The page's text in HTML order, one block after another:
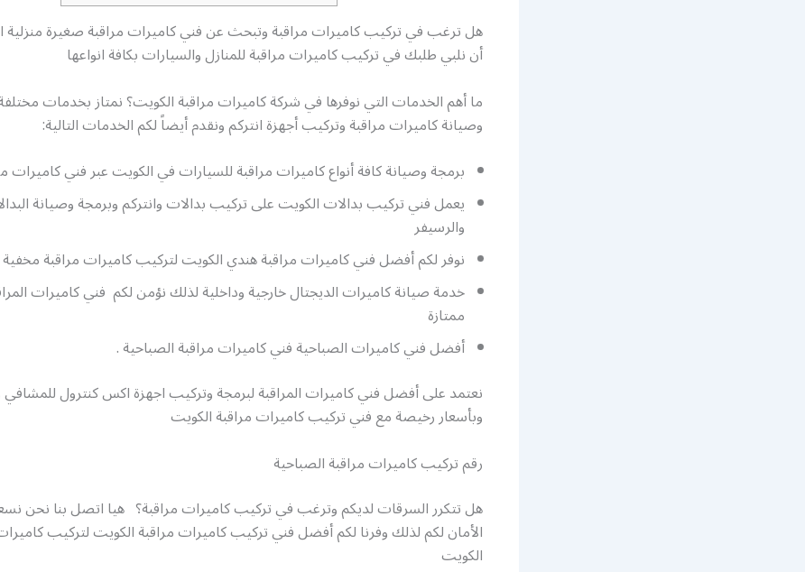
هل ترغب في تركيب كاميرات مراقبة وتبحث عن فني كاميرات مراقبة صغيرة منزلية
أن نلبي طلبك في تركيب كاميرات مراقبة للمنازل والسيارات بكافة انواعها
ما أهم الخدمات التي نوفرها في شركة كاميرات مراقبة الكويت؟ نمتاز بخدمات
وصيانة كاميرات مراقبة وتركيب أجهزة انتركم ونقدم أيضاً لكم الخدمات التالية:
برمجة وصيانة كافة أنواع كاميرات مراقبة للسيارات في الكويت عبر فني كاميرات
يعمل فني تركيب بدالات الكويت على تركيب بدالات وانتركم وبرمجة وصيانة
والرسيفر
نوفر لكم أفضل فني كاميرات مراقبة هندي الكويت لتركيب كاميرات مراقبة
خدمة صيانة كاميرات الديجتال خارجية وداخلية لذلك نؤمن لكم فني كاميرات
ممتازة
أفضل فني كاميرات الصباحية فني كاميرات مراقبة الصباحية .
نعتمد على أفضل فني كاميرات المراقبة لبرمجة وتركيب اجهزة اكس كنترول
وبأسعار رخيصة مع فني تركيب كاميرات مراقبة الكويت
رقم تركيب كاميرات مراقبة الصباحية
هل تتكرر السرقات لديكم وترغب في تركيب كاميرات مراقبة؟ هيا اتصل بنا نحن
الأمان لكم لذلك وفرنا لكم أفضل فني تركيب كاميرات مراقبة الكويت لتركيب
الكويت